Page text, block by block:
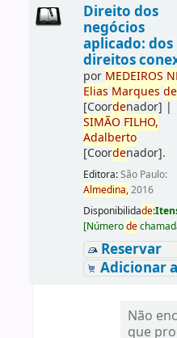
Direito dos
negócios
aplicado: dos
direitos
por MEDEIROS
Elias Marques de
[Coordenador] |
SIMÃO FILHO,
Adalberto
[Coordenador].
Editora:São Paulo:
Almedina,2016
Disponibilidade:
[Númerode
Reservar
Adicionar
Não
que